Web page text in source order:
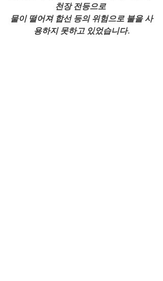
천장 전등으로
물이 떨어져 합선 등의 위험으로 불을 사
용하지 못하고 있었습니다.